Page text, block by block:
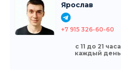
Ярослав
+7 915 326-60-60
с 11 до 21 часа
каждый день